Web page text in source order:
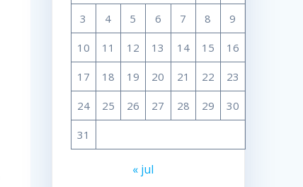
3 4 5 6 7 8 9
10 11 12 13 14 15 16
17 18 19 20 21 22 23
24 25 26 27 28 29 30
31
« jul